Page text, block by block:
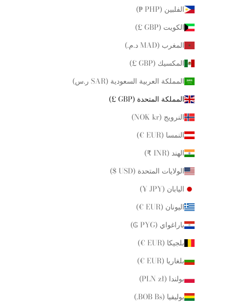
الفلبين (PHP ₱)
الكويت (GBP £)
المغرب (MAD د.م.)
المكسيك (GBP £)
المملكة العربية السعودية (SAR ر.س)
المملكة المتحدة (GBP £)
النرويج (NOK kr)
النمسا (EUR €)
الهند (INR ₹)
الولايات المتحدة (USD $)
اليابان (JPY ¥)
اليونان (EUR €)
باراغواي (PYG ₲)
بلجيكا (EUR €)
بلغاريا (EUR €)
بولندا (PLN zł)
بوليفيا (BOB Bs.)